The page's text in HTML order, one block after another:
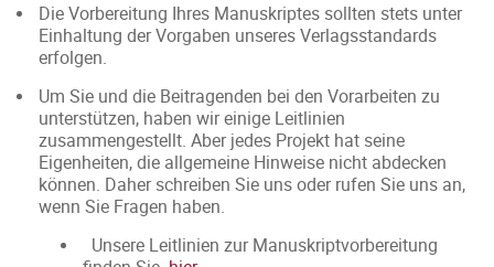
Die Vorbereitung Ihres Manuskriptes sollten stets unter
Einhaltung der Vorgaben unseres Verlagsstandards
erfolgen.
Um Sie und die Beitragenden bei den Vorarbeiten zu
unterstützen, haben wir einige Leitlinien
zusammengestellt. Aber jedes Projekt hat seine
Eigenheiten, die allgemeine Hinweise nicht abdecken
können. Daher schreiben Sie uns oder rufen Sie uns an,
wenn Sie Fragen haben.
Unsere Leitlinien zur Manuskriptvorbereitung